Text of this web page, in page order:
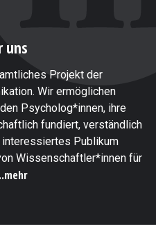
uns
Projekt der
Wir ermöglichen
Psycholog*innen, ihre
fundiert, verständlich
interessiertes Publikum
Wissenschaftler*innen für